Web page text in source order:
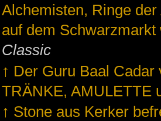
Alchemisten, Ringe
auf dem Schwarzmarkt
Classic
↑ Der Guru Baal
TRÄNKE, AMULETTE
↑ Stone aus Kerker